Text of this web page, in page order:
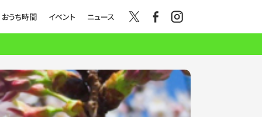
おうち時間 イベント ニュース